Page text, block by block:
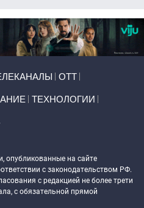
ОТТ
ТЕХНОЛОГИИ
опубликованные на сайте
с законодательством РФ.
с редакцией не более трети
с обязательной прямой